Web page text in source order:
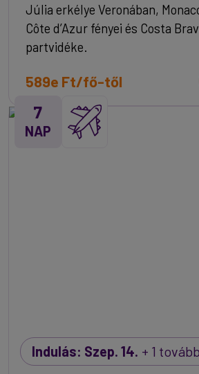
Júlia erkélye Veronában,
Côte d’Azur fényei és Costa
partvidéke.
589e Ft/fő-től
7
NAP
Indulás: Szep. 14. + 1